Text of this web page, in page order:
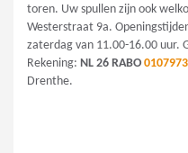
toren. Uw spullen zijn ook
Westerstraat 9a.
zaterdag van 11.00-16.00 uur.
Rekening: NL 26 RABO
Drenthe.